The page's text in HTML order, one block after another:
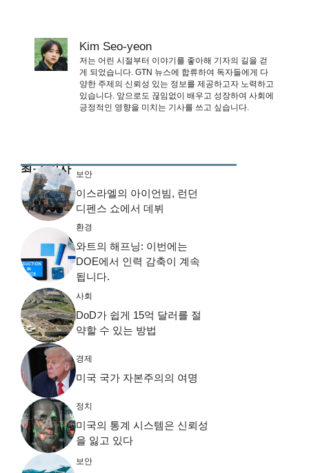
Kim Seo-yeon
저는 어린 시절부터 이야기를 좋아해 기자의 길을 걷
게 되었습니다. GTN 뉴스에 합류하여 독자들에게 다
양한 주제의 신뢰성 있는 정보를 제공하고자 노력하고
있습니다. 앞으로도 끊임없이 배우고 성장하여 사회에
긍정적인 영향을 미치는 기사를 쓰고 싶습니다.
최근 기사 보안
이스라엘의 아이언빔, 런던
디펜스 쇼에서 데뷔
환경
와트의 해프닝: 이번에는
DOE에서 인력 감축이 계속
됩니다.
사회
DoD가 쉽게 15억 달러를 절
약할 수 있는 방법
경제
미국 국가 자본주의의 여명
정치
미국의 통계 시스템은 신뢰성
을 잃고 있다
보안